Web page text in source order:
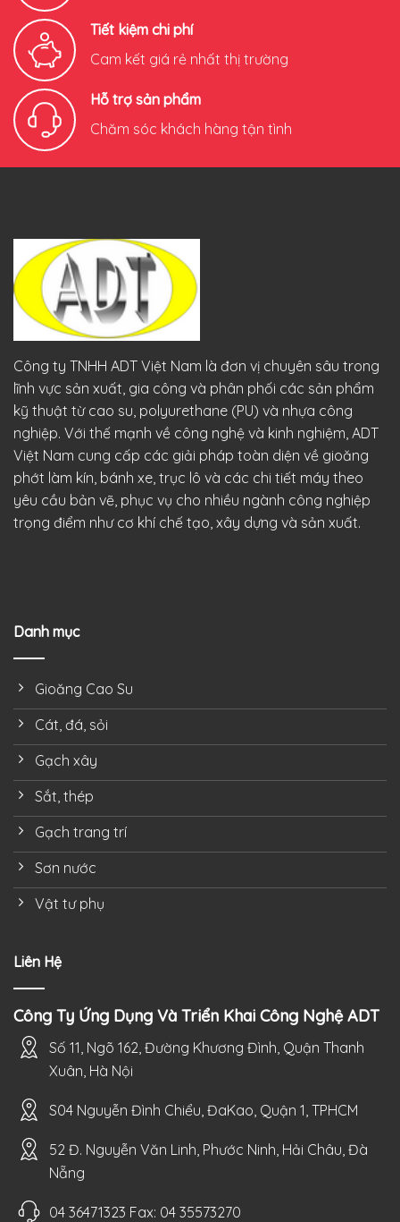
Tiết kiệm chi phí
Cam kết giá rẻ nhất thị trường
Hỗ trợ sản phẩm
Chăm sóc khách hàng tận tình
Công ty TNHH ADT Việt Nam là đơn vị chuyên sâu trong
lĩnh vực sản xuất, gia công và phân phối các sản phẩm
kỹ thuật từ cao su, polyurethane (PU) và nhựa công
nghiệp. Với thế mạnh về công nghệ và kinh nghiệm, ADT
Việt Nam cung cấp các giải pháp toàn diện về gioăng
phớt làm kín, bánh xe, trục lô và các chi tiết máy theo
yêu cầu bản vẽ, phục vụ cho nhiều ngành công nghiệp
trọng điểm như cơ khí chế tạo, xây dựng và sản xuất.
Danh mục
Gioăng Cao Su
Cát, đá, sỏi
Gạch xây
Sắt, thép
Gạch trang trí
Sơn nước
Vật tư phụ
Liên Hệ
Công Ty Ứng Dụng Và Triển Khai Công Nghệ ADT
Số 11, Ngõ 162, Đường Khương Đình, Quận Thanh
Xuân, Hà Nội
S04 Nguyễn Đình Chiểu, ĐaKao, Quận 1, TPHCM
52 Đ. Nguyễn Văn Linh, Phước Ninh, Hải Châu, Đà
Nẵng
04 36471323 Fax: 04 35573270